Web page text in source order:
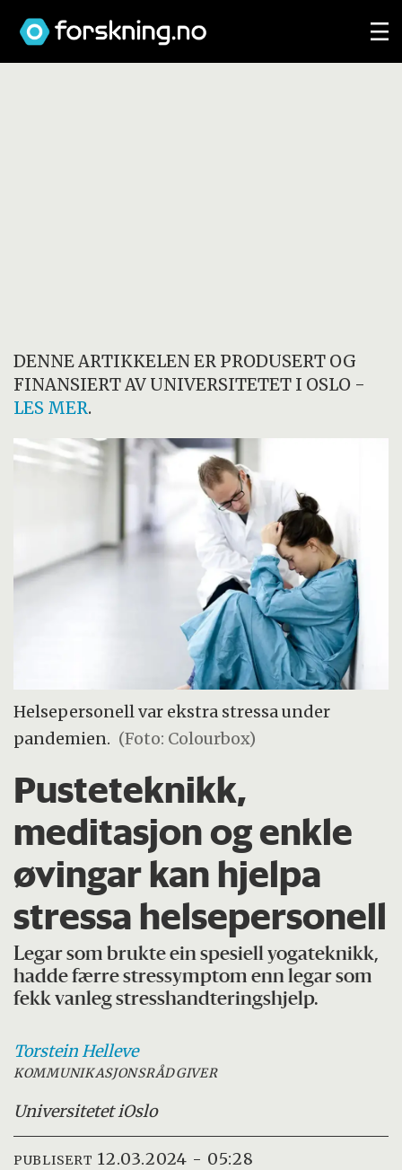
DENNE ARTIKKELEN ER PRODUSERT OG
FINANSIERT AV UNIVERSITETET I OSLO -
LES MER.
Helsepersonell var ekstra stressa under
pandemien. (Foto: Colourbox)
Pusteteknikk,
meditasjon og enkle
øvingar kan hjelpa
stressa helsepersonell
Legar som brukte ein spesiell yogateknikk,
hadde færre stressymptom enn legar som
fekk vanleg stresshandteringshjelp.
Torstein Helleve
KOMMUNIKASJONSRÅDGIVER
Universitetet iOslo
PUBLISERT 12.03.2024 - 05:28